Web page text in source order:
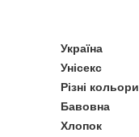
Україна
Унісекс
Різні кольори
Бавовна
Хлопок